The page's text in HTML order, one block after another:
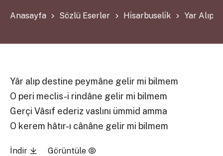
Anasayfa Sözlü Eserler Hi̇sarbuseli̇k Yar Alıp
Yâr alıp destine peymâne gelir mi bilmem
O peri meclis-i rindâne gelir mi bilmem
Gerçi Vâsıf ederiz vaslını ümmid amma
O kerem hâtır-ı cânâne gelir mi bilmem
İndir Görüntüle